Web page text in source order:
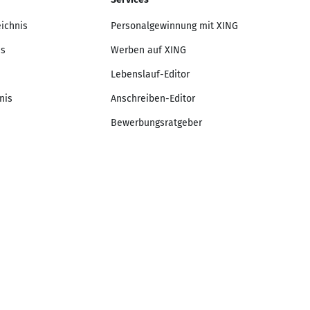
Personalgewinnung mit XING
Werben auf XING
Lebenslauf-Editor
Anschreiben-Editor
Bewerbungsratgeber